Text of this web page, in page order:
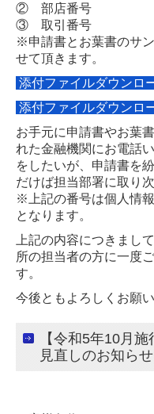
② 部店番号
③ 取引番号
※申請書とお葉書のサ
せて頂きます。
添付ファイルダウンロ
添付ファイルダウンロ
お手元に申請書やお葉
れた金融機関にお電話
をしたいが、申請書を
だけば担当部署に取り
※上記の番号は個人情
となります。
上記の内容につきまし
所の担当者の方に一度
す。
今後ともよろしくお願
【令和5年10月
見直しのお知らせ